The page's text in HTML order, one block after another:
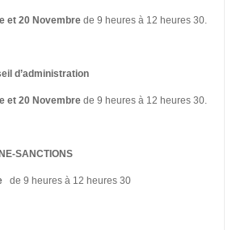
et 20 Novembre de 9 heures à 12 heures 30.
d’administration
et 20 Novembre de 9 heures à 12 heures 30.
SANCTIONS
de 9 heures à 12 heures 30